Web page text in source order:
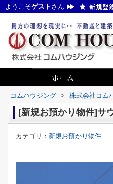
ようこそゲスト さん
コムハウジング > 株式会社コム
[新規お預かり物件]サ
カテゴリ： 新規お預かり物件